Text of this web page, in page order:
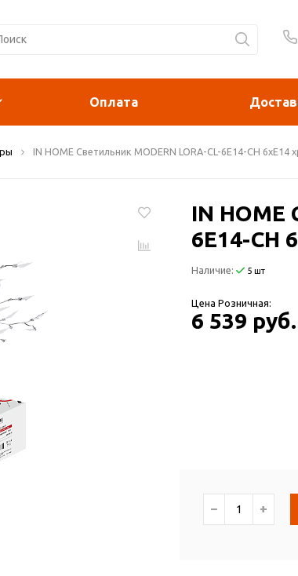
Оплата
IN HOME Светильник MODERN LORA-СL-6E14-CH 6хЕ14
IN HOME
6E14-CH
Наличие: 5 шт
Цена Розничная:
6 539 руб.
− +